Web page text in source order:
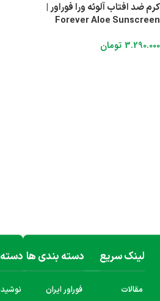
کرم ضد افتاب آلوئه ورا فوراور |
Forever Aloe Sunscreen
3.290.000 تومان
لینک سریع
مقالات
دسته بندی ها
فوراور ایران